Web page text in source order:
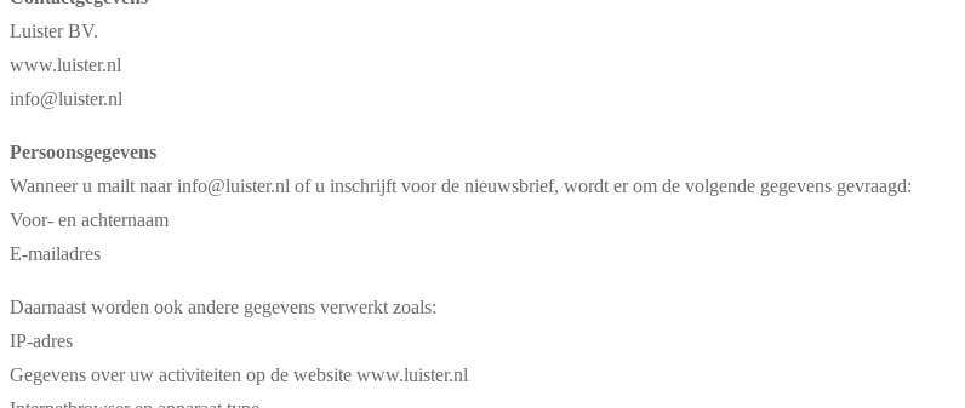
Luister BV.
www.luister.nl
info@luister.nl
Persoonsgegevens
Wanneer u mailt naar info@luister.nl of u inschrijft voor de nieuwsbrief, wordt er om de volgende gegevens gevraagd:
Voor- en achternaam
E-mailadres
Daarnaast worden ook andere gegevens verwerkt zoals:
IP-adres
Gegevens over uw activiteiten op de website www.luister.nl